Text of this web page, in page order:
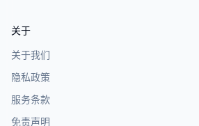
关于
关于我们
隐私政策
服务条款
免责声明